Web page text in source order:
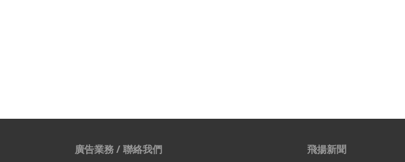
廣告業務 / 聯絡我們 飛揚新聞